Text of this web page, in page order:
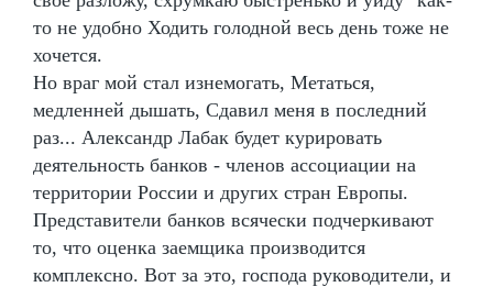
то не удобно Ходить голодной весь день тоже не
хочется.
Но враг мой стал изнемогать, Метаться,
медленней дышать, Сдавил меня в последний
раз... Александр Лабак будет курировать
деятельность банков - членов ассоциации на
территории России и других стран Европы.
Представители банков всячески подчеркивают
то, что оценка заемщика производится
комплексно. Вот за это, господа руководители, и